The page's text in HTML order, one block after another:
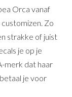
Orca vanaf
Zo
strakke of juist
je op je
merk dat haar
je voor